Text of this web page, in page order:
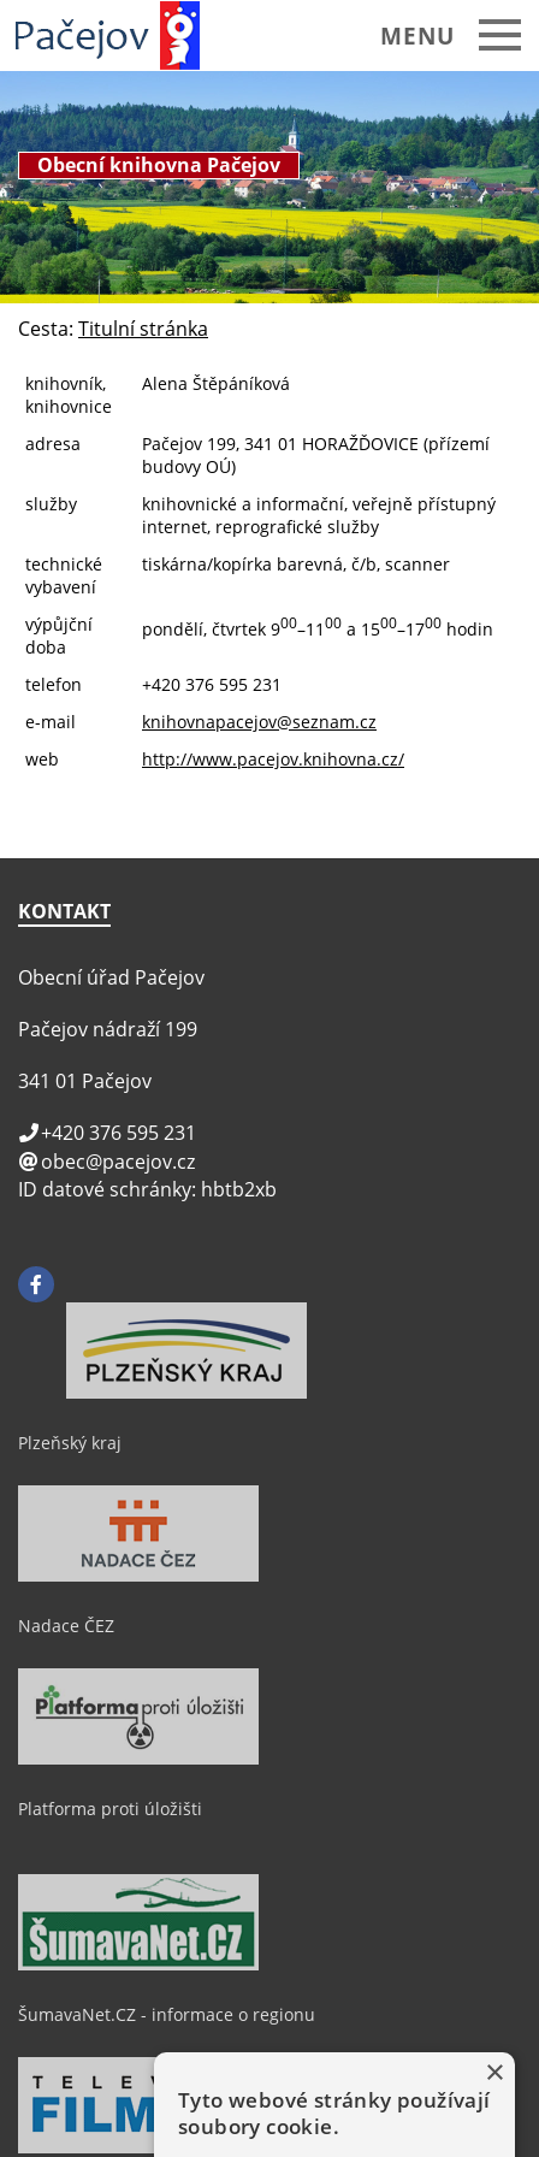
MENU
PAČEJOV a okolí
Obecní úřad
Základní informace
Publicita realizovaných projektů
Struktura úřadu
Aktuality
Úřední deska
Usnesení zastupitelstva
Vyhlášky a nařízení
Rozpočet obce
Voda, kanalizace, odpady
Ochrana osobních údajů (GDPR)
Informace zveřejňované o povinném subjektu
Zpravodaj
Formuláře a žádosti
Czech POINT
Vesnice roku
Obecní knihovna Pačejov
Cesta: Titulní stránka
knihovník,
knihovnice
Alena Štěpáníková
adresa
Pačejov 199, 341 01 HORAŽĎOVICE (přízemí
budovy OÚ)
služby
knihovnické a informační, veřejně přístupný
internet, reprografické služby
technické
vybavení
tiskárna/kopírka barevná, č/b, scanner
výpůjční
doba
pondělí, čtvrtek 900–1100 a 1500–1700 hodin
telefon
+420 376 595 231
e-mail
knihovnapacejov@seznam.cz
web
http://www.pacejov.knihovna.cz/
KONTAKT
Obecní úřad Pačejov
Pačejov nádraží 199
341 01 Pačejov
+420 376 595 231
obec@pacejov.cz
ID datové schránky: hbtb2xb
Plzeňský kraj
Nadace ČEZ
Platforma proti úložišti
ŠumavaNet.CZ - informace o regionu
×
Tyto webové stránky používají
soubory cookie.